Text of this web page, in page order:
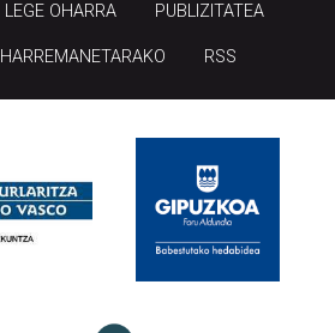
LEGE OHARRA PUBLIZITATEA
HARREMANETARAKO RSS